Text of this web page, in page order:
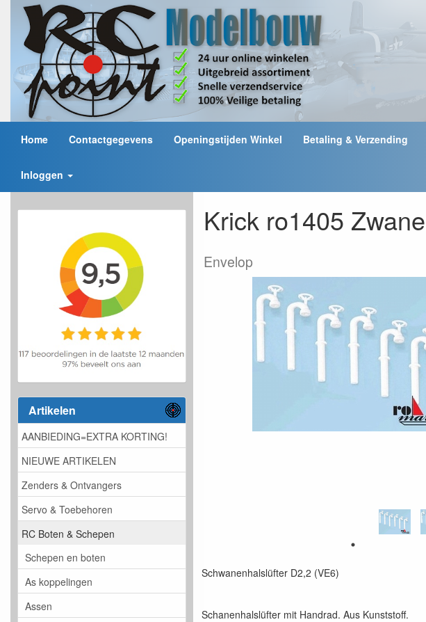
Home Contactgegevens Openingstijden Winkel Betaling & Verzending
Inloggen
Artikelen
AANBIEDING=EXTRA KORTING!
NIEUWE ARTIKELEN
Zenders & Ontvangers
Servo & Toebehoren
RC Boten & Schepen
Schepen en boten
As koppelingen
Assen
Krick ro1405
Envelop
Schwanenhalslüfter D2,2 (VE6)
Schanenhalslüfter mit Handrad. Aus Kunststoff.